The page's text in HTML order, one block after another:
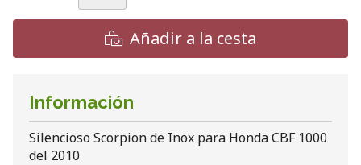
Añadir a la cesta
Información
Silencioso Scorpion de Inox para Honda CBF 1000
del 2010